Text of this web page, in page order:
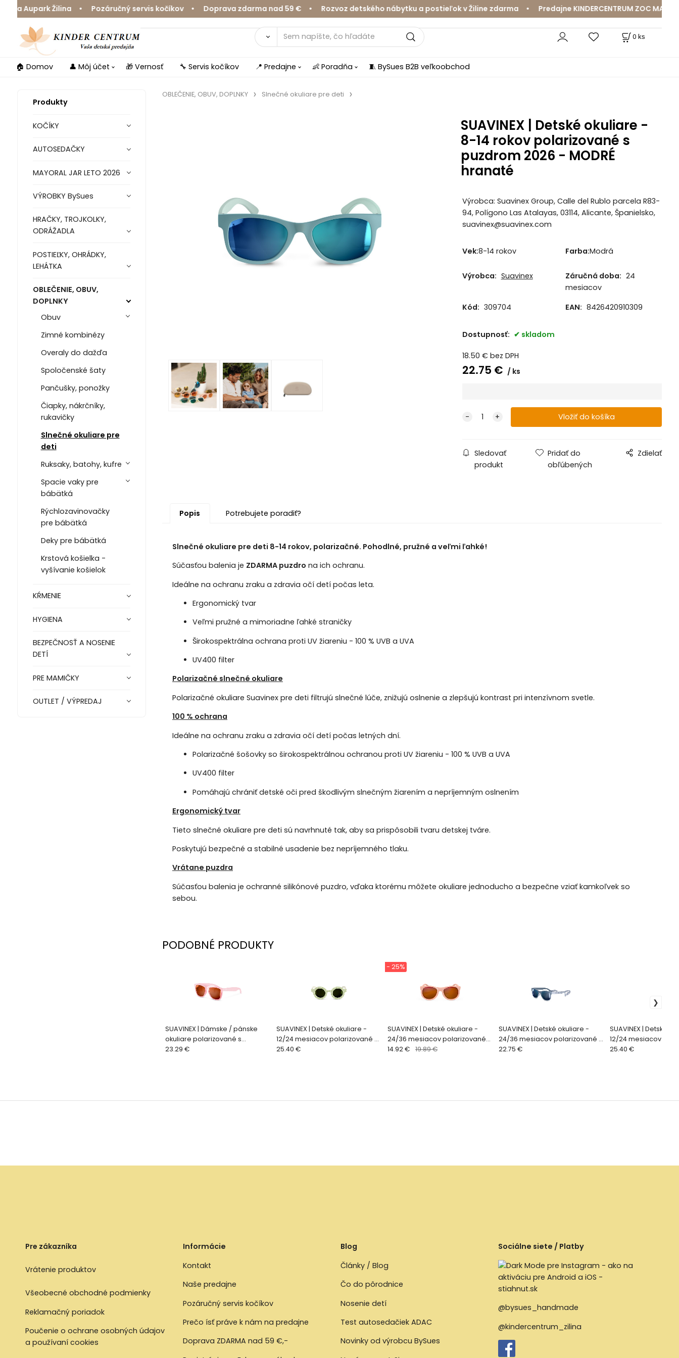
Aupark Žilina • Pozáručný servis kočíkov • Doprava zdarma nad 59 € • Rozvoz detského nábytku a postieľok v Žiline zdarma • Predajne KINDERCENTRUM ZOC MAX a
0 ks
🏠 Domov 👤 Môj účet 🎁 Vernosť 🔧 Servis kočíkov 📍 Predajne 👶 Poradňa 🧵 BySues B2B veľkoobchod
Produkty
KOČÍKY
AUTOSEDAČKY
MAYORAL JAR LETO 2026
VÝROBKY BySues
HRAČKY, TROJKOLKY,
ODRÁŽADLA
POSTIEĽKY, OHRÁDKY,
LEHÁTKA
OBLEČENIE, OBUV,
DOPLNKY
Obuv
Zimné kombinézy
Overaly do dažďa
Spoločenské šaty
Pančušky, ponožky
Čiapky, nákrčníky,
rukavičky
Slnečné okuliare pre
deti
Ruksaky, batohy, kufre
Spacie vaky pre
bábätká
Rýchlozavinovačky
pre bábätká
Deky pre bábätká
Krstová košielka -
vyšívanie košielok
KŔMENIE
HYGIENA
BEZPEČNOSŤ A NOSENIE
DETÍ
PRE MAMIČKY
OUTLET / VÝPREDAJ
OBLEČENIE, OBUV, DOPLNKY Slnečné okuliare pre deti
SUAVINEX | Detské okuliare -
8-14 rokov polarizované s
puzdrom 2026 - MODRÉ
hranaté
Výrobca: Suavinex Group, Calle del Rublo parcela R83-
94, Polígono Las Atalayas, 03114, Alicante, Španielsko,
suavinex@suavinex.com
Vek:8-14 rokov Farba:Modrá
Výrobca: Suavinex Záručná doba: 24
mesiacov
Kód: 309704 EAN: 8426420910309
Dostupnosť: skladom
18.50 € bez DPH
22.75 € ks
Sledovať
produkt
Pridať do
obľúbených
Zdielať
Popis Potrebujete poradiť?
Slnečné okuliare pre deti 8-14 rokov, polarizačné. Pohodlné, pružné a veľmi ľahké!
Súčasťou balenia je ZDARMA puzdro na ich ochranu.
Ideálne na ochranu zraku a zdravia očí detí počas leta.
Ergonomický tvar
Veľmi pružné a mimoriadne ľahké straničky
Širokospektrálna ochrana proti UV žiareniu - 100 % UVB a UVA
UV400 filter
Polarizačné slnečné okuliare
Polarizačné okuliare Suavinex pre deti filtrujú slnečné lúče, znižujú oslnenie a zlepšujú kontrast pri intenzívnom svetle.
100 % ochrana
Ideálne na ochranu zraku a zdravia očí detí počas letných dní.
Polarizačné šošovky so širokospektrálnou ochranou proti UV žiareniu - 100 % UVB a UVA
UV400 filter
Pomáhajú chrániť detské oči pred škodlivým slnečným žiarením a nepríjemným oslnením
Ergonomický tvar
Tieto slnečné okuliare pre deti sú navrhnuté tak, aby sa prispôsobili tvaru detskej tváre.
Poskytujú bezpečné a stabilné usadenie bez nepríjemného tlaku.
Vrátane puzdra
Súčasťou balenia je ochranné silikónové puzdro, vďaka ktorému môžete okuliare jednoducho a bezpečne vziať kamkoľvek so
sebou.
PODOBNÉ PRODUKTY
SUAVINEX | Dámske / pánske
okuliare polarizované s
puzdrom NEW 2025 - RUŽOVÉ
23.29 €
SUAVINEX | Detské okuliare -
12/24 mesiacov polarizované s
puzdrom 2026 - zelené prskané
25.40 €
SUAVINEX | Detské okuliare -
24/36 mesiacov polarizované
NEW - ružové
- 25%
14.92 € 19.89 €
SUAVINEX | Detské okuliare -
24/36 mesiacov polarizované s
puzdrom 2024 - modré
22.75 €
SUAVINEX | Detské
12/24 mesiacov
puzdrom 2026 -
25.40 €
Pre zákazníka
Vrátenie produktov
Všeobecné obchodné podmienky
Reklamačný poriadok
Poučenie o ochrane osobných údajov
a používaní cookies
Informácie
Kontakt
Naše predajne
Pozáručný servis kočíkov
Prečo ísť práve k nám na predajne
Doprava ZDARMA nad 59 €,-
Blog
Články / Blog
Čo do pôrodnice
Nosenie detí
Test autosedačiek ADAC
Novinky od výrobcu BySues
Sociálne siete / Platby
@bysues_handmade
@kindercentrum_zilina